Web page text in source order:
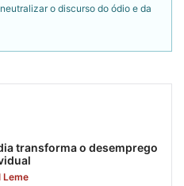
o discurso do ódio e da
transforma o desemprego
Leme